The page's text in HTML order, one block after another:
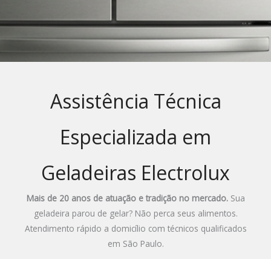
Assistência Técnica
Especializada em
Geladeiras Electrolux
Mais de 20 anos de atuação e tradição no mercado.Sua
geladeira parou de gelar? Não perca seus alimentos.
Atendimento rápido a domicílio com técnicos qualificados
em São Paulo.